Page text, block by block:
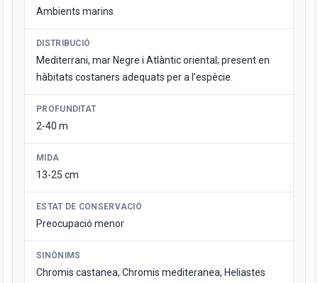
Ambients marins
DISTRIBUCIÓ
Mediterrani, mar Negre i Atlàntic oriental; present en
hàbitats costaners adequats per a l’espècie.
PROFUNDITAT
2-40 m
MIDA
13-25 cm
ESTAT DE CONSERVACIÓ
Preocupació menor
SINÒNIMS
Chromis castanea, Chromis mediteranea, Heliastes